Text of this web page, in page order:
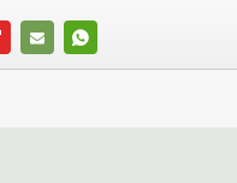
E-
WHATSAPP